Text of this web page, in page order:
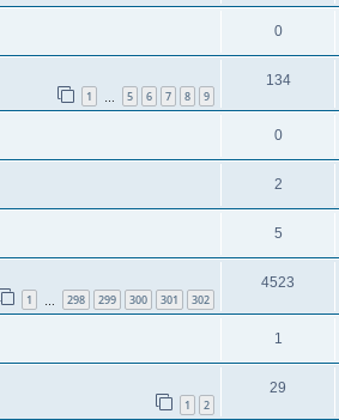
0
1 5 6 7 8 9
134
0
2
5
1 298 299 300 301 302
4523
1
1 2
29